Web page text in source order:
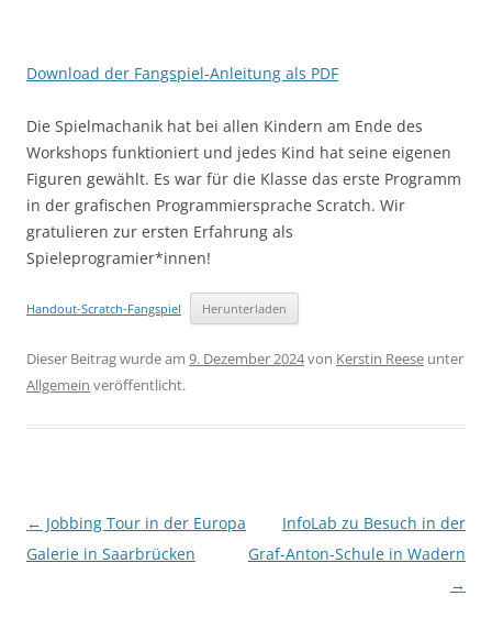
Download der Fangspiel-Anleitung als PDF
Die Spielmachanik hat bei allen Kindern am Ende des
Workshops funktioniert und jedes Kind hat seine eigenen
Figuren gewählt. Es war für die Klasse das erste Programm
in der grafischen Programmiersprache Scratch. Wir
gratulieren zur ersten Erfahrung als
Spieleprogramier*innen!
Handout-Scratch-Fangspiel Herunterladen
Dieser Beitrag wurde am 9. Dezember 2024von Kerstin Reese unter
Allgemein veröffentlicht.
Beitragsnavigation
← Jobbing Tour in der Europa
Galerie in Saarbrücken
InfoLab zu Besuch in der
Graf-Anton-Schule in Wadern
→